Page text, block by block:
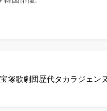
宝塚歌劇団歴代タカラジェン